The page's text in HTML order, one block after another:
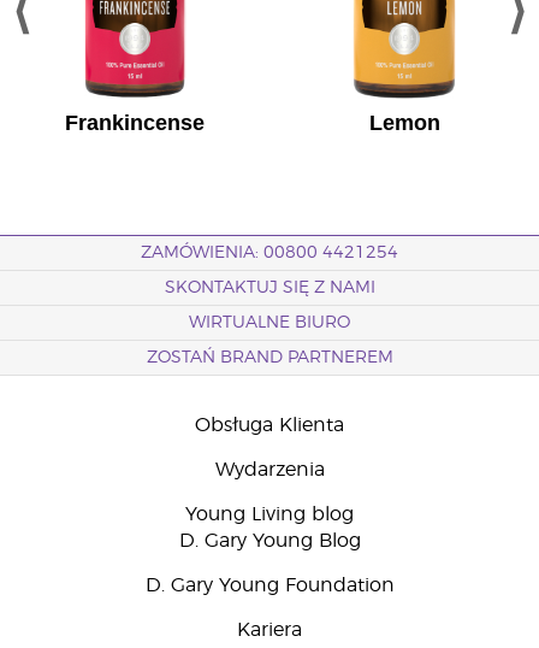
Frankincense Lemon
ZAMÓWIENIA: 00800 4421254
SKONTAKTUJ SIĘ Z NAMI
WIRTUALNE BIURO
ZOSTAŃ BRAND PARTNEREM
Obsługa Klienta
Wydarzenia
Young Living blog
D. Gary Young Blog
D. Gary Young Foundation
Kariera